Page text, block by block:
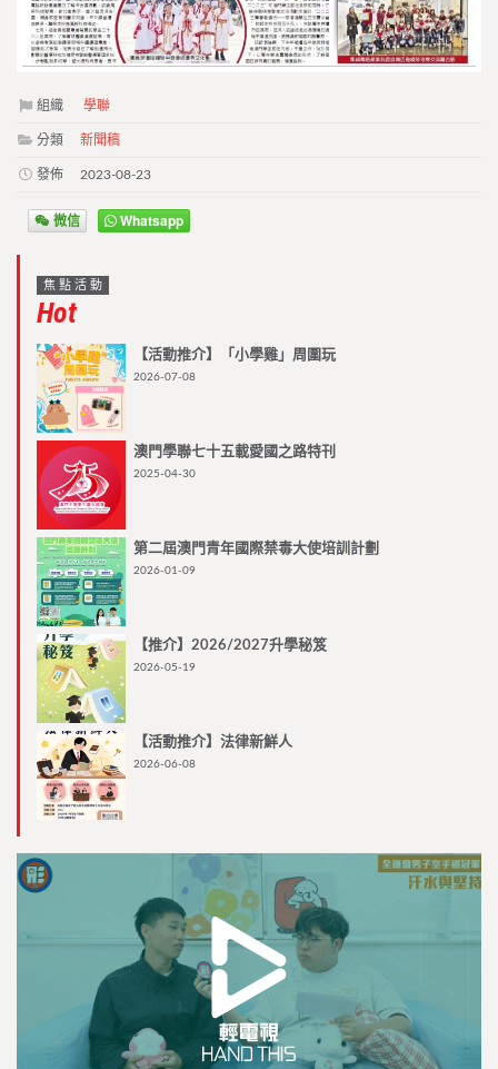
組織 學聯
分類 新聞稿
發佈 2023-08-23
微信 Whatsapp
焦點活動
Hot
【活動推介】「小學雞」周圍玩
2026-07-08
澳門學聯七十五載愛國之路特刊
2025-04-30
第二屆澳門青年國際禁毒大使培訓計劃
2026-01-09
【推介】2026/2027升學秘笈
2026-05-19
【活動推介】法律新鮮人
2026-06-08